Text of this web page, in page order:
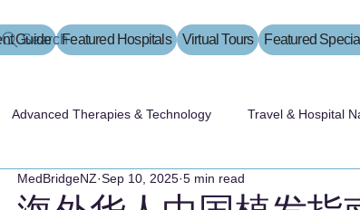
Search
Guide Featured Hospitals Virtual Tours Featured
Advanced Therapies & Technology Travel & Hospital
MedBridgeNZ Sep 10, 2025 5 min read